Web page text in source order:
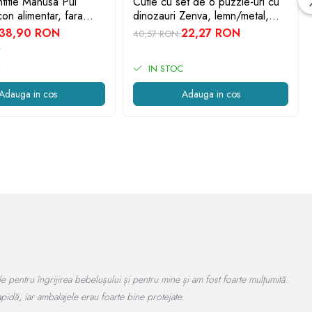
alimentar, fara
Crem
RON
in cos
dinozauri Zenva, lemn/metal,
multicolor, 16 x 10 x 7 cm
40,57 RON22,27 RON
IN STOC
Adauga in cos